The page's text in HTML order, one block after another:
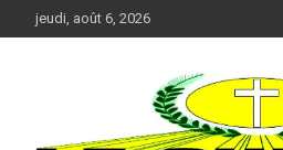
au
jeudi, août 6, 2026